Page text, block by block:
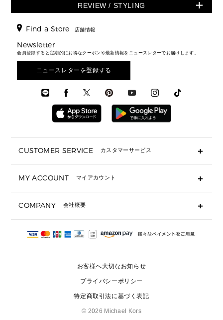
アクセサリー
メンズ 財布・小物
メンズ シューズ
メンズ 時計・その他
シューズ
▶ メンズすべて
メンズ財布・小物
メンズアクセサリー
メンズウェア
クロスボディ・斜め掛け
トラベル
3 IN 1 / 2 IN 1 バッグ
▶ メンズすべて
長財布
▶ メンズすべて
ジャケット・アウター
▶ メンズすべて
スニーカー
▶ メンズすべて
▶ ウィメンズすべて
▶ バッグすべて
通勤・通学アイテム
3 IN 1 バッグ
ミニ財布・フラグメントケース
▶ 小物すべて
定期ケース・カードケース・名刺入れ
サンダル
スニーカー
▶ ウェア
▶ メンズすべて
財布・小物
時計・ジュエリー
アクセサリー
REVIEW / STYLING
エディターレビュー
Find a Store 店舗情報
Newsletter
会員登録すると定期的にお得なクーポンや最新情報をニュースレターでお届けします。
ニュースレターを登録する
CUSTOMER SERVICE カスタマーサービス
ギフト用にラッピングができますか？
ショッピングバッグを購入商品分送ってもらえますか？
注文後に完了メールが受信できないのですが？
サイズ交換はできますか？
MY ACCOUNT マイアカウント
COMPANY 会社概要
会社概要
お客様へ大切なお知らせ
プライバシーポリシー
特定商取引法に基づく表記
© 2026 Michael Kors